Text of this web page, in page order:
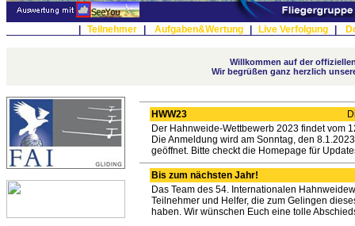
Teilnehmer Aufgaben&Wertung Live Verfolgung
Willkommen auf der
Wir begrüßen ganz herzlich
HWW23
Der Hahnweide-Wettbewerb 2023 findet vom
Die Anmeldung wird am Sonntag, den
geöffnet. Bitte checkt die Homepage für
Bis zum nächsten Jahr!
Das Team des 54. Internationalen
Teilnehmer und Helfer, die zum Gelingen
haben. Wir wünschen Euch eine tolle